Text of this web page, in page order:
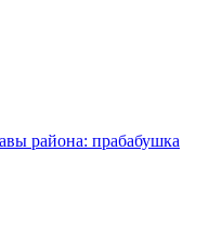
района: прабабушка